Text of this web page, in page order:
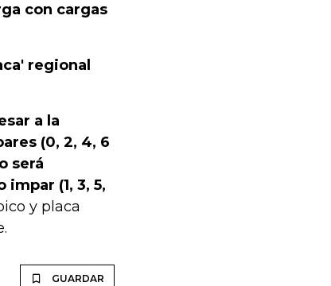
con cargas
regional
a la
(0, 2, 4, 6
será
(1, 3, 5,
y placa
GUARDAR